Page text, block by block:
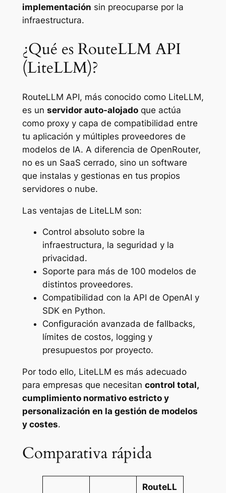
implementación sin preocuparse por la
infraestructura.
¿Qué es RouteLLM API
(LiteLLM)?
RouteLLM API, más conocido como LiteLLM,
es un servidor auto-alojadoque actúa
como proxy y capa de compatibilidad entre
tu aplicación y múltiples proveedores de
modelos de IA. A diferencia de OpenRouter,
no es un SaaS cerrado, sino un software
que instalas y gestionas en tus propios
servidores o nube.
Las ventajas de LiteLLM son:
Control absoluto sobre la
infraestructura, la seguridad y la
privacidad.
Soporte para más de 100 modelos de
distintos proveedores.
Compatibilidad con la API de OpenAI y
SDK en Python.
Configuración avanzada de fallbacks,
límites de costos, logging y
presupuestos por proyecto.
Por todo ello, LiteLLM es más adecuado
para empresas que necesitan control total,
cumplimiento normativo estricto y
personalización en la gestión de modelos
y costes.
Comparativa rápida
RouteLL